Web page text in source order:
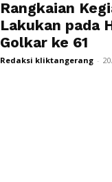
Rangkaian
Lakukan pada
Golkar ke 61
Redaksi kliktangerang -